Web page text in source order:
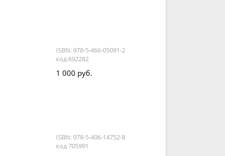
ISBN: 978-5-466-05091-2
код 692282
1 000 руб.
ISBN: 978-5-406-14752-8
код 705991